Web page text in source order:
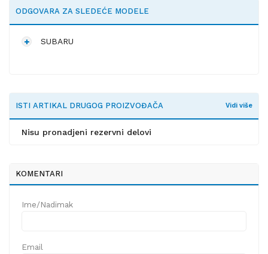
ODGOVARA ZA SLEDEĆE MODELE
SUBARU
ISTI ARTIKAL DRUGOG PROIZVOĐAČA Vidi više
Nisu pronadjeni rezervni delovi
KOMENTARI
Ime/Nadimak
Email